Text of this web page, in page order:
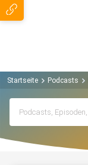
Startseite Podcasts